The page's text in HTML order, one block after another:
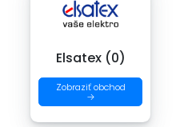
Elsatex (0)
Zobraziť obchod
→